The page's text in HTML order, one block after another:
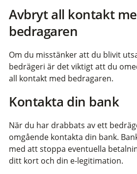
Avbryt all kontakt
bedragaren
Om du misstänker att du blivit
bedrägeri är det viktigt att du
all kontakt med bedragaren.
Kontakta din bank
När du har drabbats av ett
omgående kontakta din bank.
med att stoppa eventuella
ditt kort och din e-legitimation.